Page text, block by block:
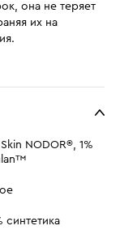
она не теряет
их на
NODOR®, 1%
синтетика